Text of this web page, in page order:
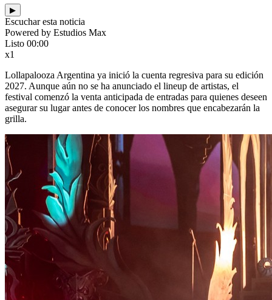
▶
Escuchar esta noticia
Powered by Estudios Max
Listo 00:00
x1
Lollapalooza Argentina ya inició la cuenta regresiva para su edición
2027. Aunque aún no se ha anunciado el lineup de artistas, el
festival comenzó la venta anticipada de entradas para quienes deseen
asegurar su lugar antes de conocer los nombres que encabezarán la
grilla.